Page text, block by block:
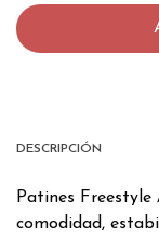
DESCRIPCIÓN
Patines
comodidad,